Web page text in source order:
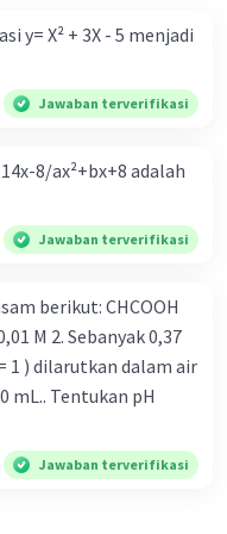
a. Menurunkan
pembayaran
pajak (Tx) b.
meningkatkan Tx c.
menurunkan Tx e.
Tx Cara
oleh Bank
moneter adalah .... a.
c. Menetapkan giro
ratio) d. Mengatur
tingkat bunga
tarif pajak. 2).
bunga. 4). Politik
y= X² + 3X - 5 menjadi
Jawaban terverifikasi
8/ax²+bx+8 adalah
Jawaban terverifikasi
CHCOOH
1 ) dilarutkan dalam air
mL.. Tentukan pH
Jawaban terverifikasi